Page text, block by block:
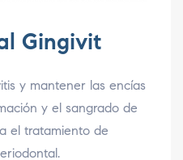
Gingivit
y mantener las encías
y el sangrado de
el tratamiento de